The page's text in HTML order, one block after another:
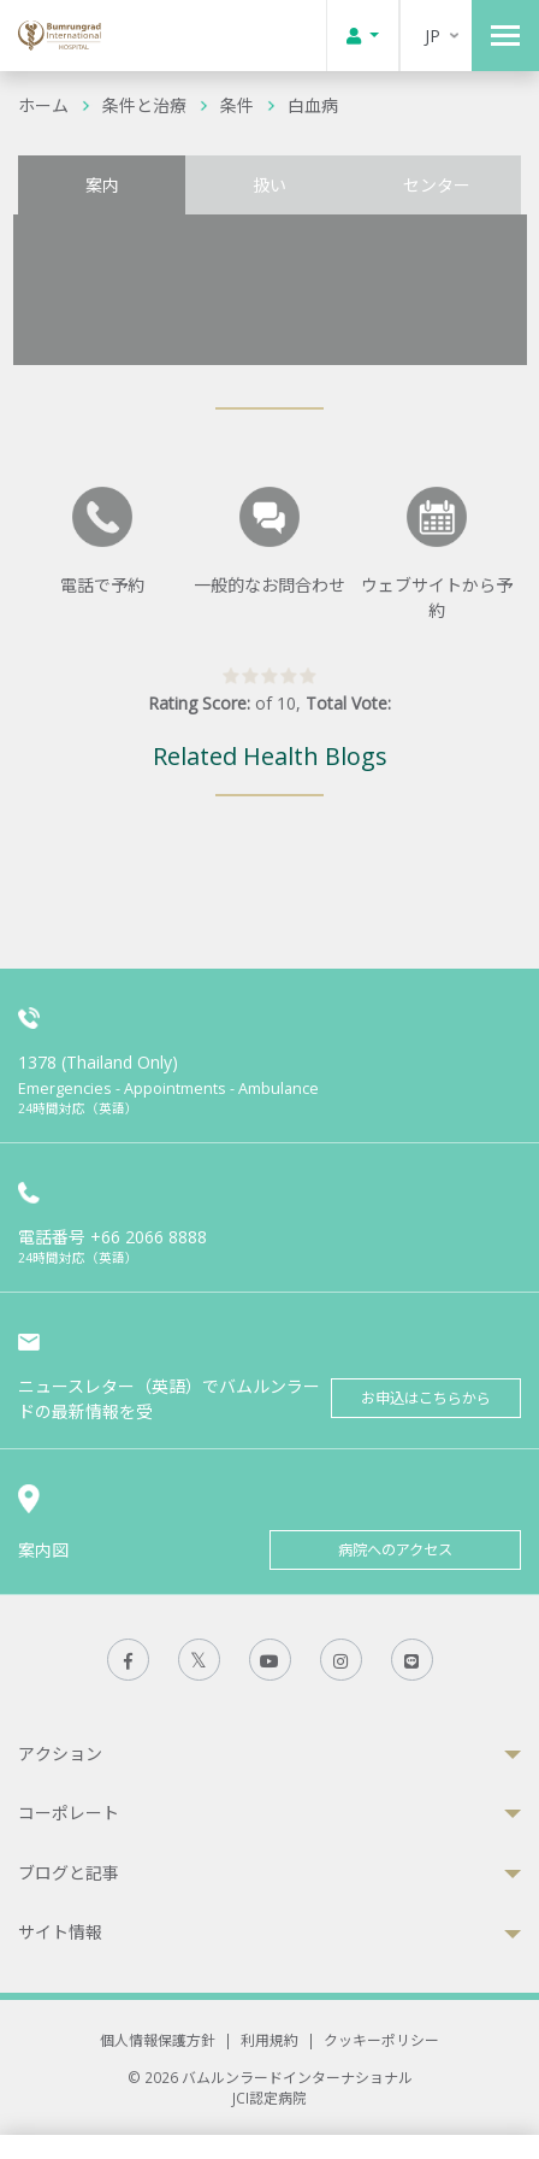
JP
ホーム 条件と治療 条件 白血病
案内 扱い センター
電話で予約 一般的なお問合わせ
ウェブサイトから予
約
Rating Score: of 10, Total Vote:
Related Health Blogs
1378 (Thailand Only)
Emergencies - Appointments - Ambulance
24時間対応（英語）
電話番号 +66 2066 8888
24時間対応（英語）
ニュースレター（英語）でバムルンラー
ドの最新情報を受
お申込はこちらから
案内図 病院へのアクセス
アクション
コーポレート
ブログと記事
サイト情報
個人情報保護方針 | 利用規約 |
クッキーポリシー
© 2026 バムルンラードインターナショナル
JCI認定病院